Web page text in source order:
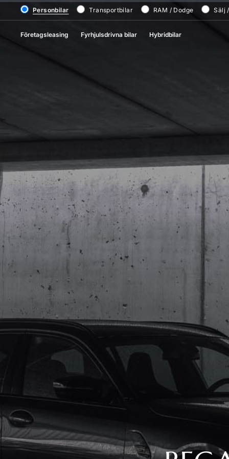
Personbilar Transportbilar RAM / Dodge Sälj
Företagsleasing Fyrhjulsdrivna bilar Hybridbilar